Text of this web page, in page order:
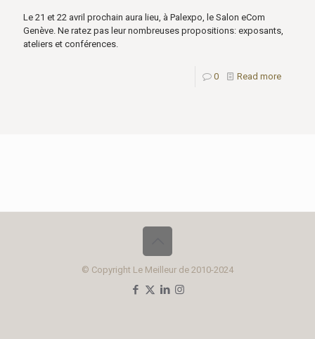
Le 21 et 22 avril prochain aura lieu, à Palexpo, le Salon eCom
Genève. Ne ratez pas leur nombreuses propositions: exposants,
ateliers et conférences.
0 Read more
© Copyright Le Meilleur de 2010-2024